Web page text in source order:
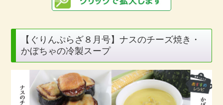
【ぐりんぷらざ８月号】ナスのチーズ焼き・
かぼちゃの冷製スープ